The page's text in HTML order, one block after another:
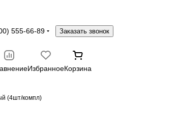
555-66-89 Заказать звонок
ИзбранноеКорзина
(4шт/компл)